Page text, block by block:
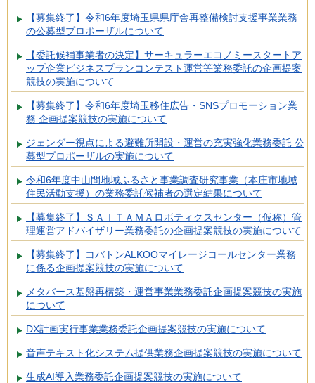
【募集終了】令和6年度埼玉県県庁舎再整備検討支援事業業務
の公募型プロポーザルについて
【委託候補事業者の決定】サーキュラーエコノミースタートア
ップ企業ビジネスプランコンテスト運営等業務委託の企画提案
競技の実施について
【募集終了】令和6年度埼玉移住広告・SNSプロモーション業
務 企画提案競技の実施について
ジェンダー視点による避難所開設・運営の充実強化業務委託 公
募型プロポーザルの実施について
令和6年度中山間地域ふるさと事業調査研究事業（本庄市地域
住民活動支援）の業務委託候補者の選定結果について
【募集終了】ＳＡＩＴＡＭＡロボティクスセンター（仮称）管
理運営アドバイザリー業務委託の企画提案競技の実施について
【募集終了】コバトンALKOOマイレージコールセンター業務
に係る企画提案競技の実施について
メタバース基盤再構築・運営事業業務委託企画提案競技の実施
について
DX計画実行事業業務委託企画提案競技の実施について
音声テキスト化システム提供業務企画提案競技の実施について
生成AI導入業務委託企画提案競技の実施について